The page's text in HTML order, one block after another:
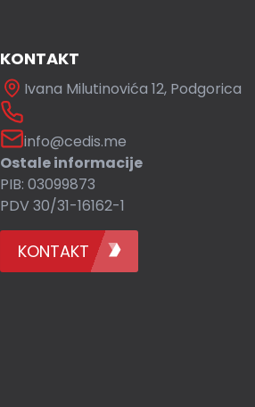
KONTAKT
Ivana Milutinovića 12, Podgorica
info@cedis.me
Ostale informacije
PIB: 03099873
PDV 30/31-16162-1
KONTAKT